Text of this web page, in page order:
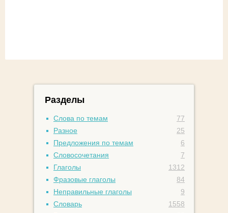
Разделы
Слова по темам
77
Разное
25
Предложения по темам
6
Словосочетания
7
Глаголы
1312
Фразовые глаголы
84
Неправильные глаголы
9
Словарь
1558